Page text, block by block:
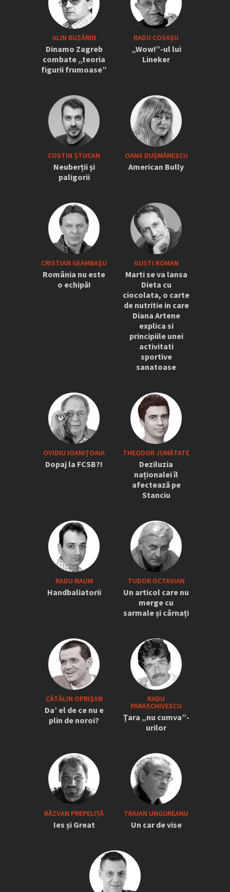
ALIN BUZĂRIN
Dinamo Zagreb
combate „teoria
figurii frumoase”
RADU COSAȘU
„Wow!”-ul lui
Lineker
COSTIN ȘTUCAN
Neuberții și
paligorii
OANA DUȘMĂNESCU
American Bully
CRISTIAN GEAMBAŞU
România nu este
o echipă!
GUSTI ROMAN
Marti se va lansa
Dieta cu
ciocolata, o carte
de nutritie in care
Diana Artene
explica si
principiile unei
activitati
sportive
sanatoase
OVIDIU IOANIŢOAIA
Dopaj la FCSB?!
THEODOR JUMĂTATE
Deziluzia
naționalei îl
afectează pe
Stanciu
RADU NAUM
Handbaliatorii
TUDOR OCTAVIAN
Un articol care nu
merge cu
sarmale și cârnați
CĂTĂLIN OPRIŞAN
Da’ el de ce nu e
plin de noroi?
RADU
PARASCHIVESCU
Ţara „nu cumva”-
urilor
RĂZVAN PREPELIȚĂ
Ies și Great
TRAIAN UNGUREANU
Un car de vise